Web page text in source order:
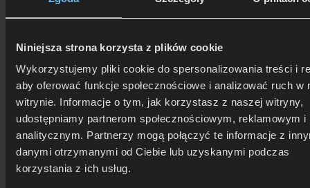
Niniejsza strona korzysta z plików cookie
Wykorzystujemy pliki cookie do spersonalizowania treści i
aby oferować funkcje społecznościowe i analizować ruch w
witrynie. Informacje o tym, jak korzystasz z naszej witryny,
udostępniamy partnerom społecznościowym, reklamowym i
analitycznym. Partnerzy mogą połączyć te informacje z
danymi otrzymanymi od Ciebie lub uzyskanymi podczas
korzystania z ich usług.